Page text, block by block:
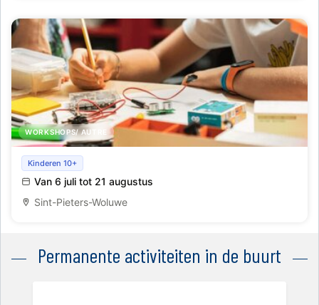
WORKSHOPS/ AUTRE
Maker 3D kamp
Kinderen 10+
Van 6 juli tot 21 augustus
Sint-Pieters-Woluwe
Permanente activiteiten in de buurt